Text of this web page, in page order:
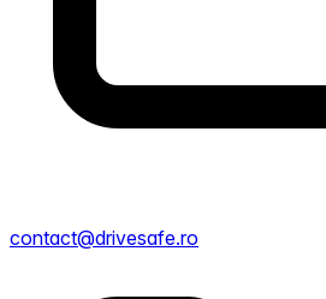
contact@drivesafe.ro